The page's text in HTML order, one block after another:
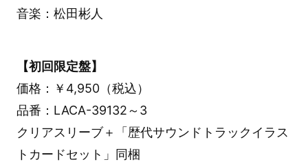
音楽：松田彬人
【初回限定盤】
価格：￥4,950（税込）
品番：LACA-39132～3
クリアスリーブ＋「歴代サウンドトラックイラス
トカードセット」同梱